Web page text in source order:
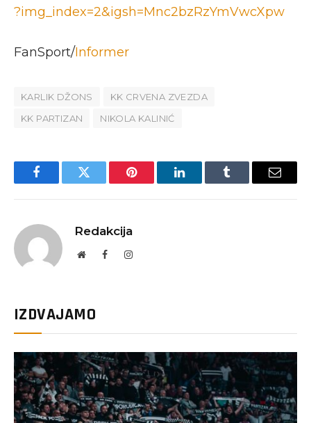
?img_index=2&igsh=Mnc2bzRzYmVwcXpw
FanSport/Informer
KARLIK DŽONS
KK CRVENA ZVEZDA
KK PARTIZAN
NIKOLA KALINIĆ
FacebookTwitter Pinterest LinkedInTumblr Email
Redakcija
WebsiteFacebookInstagram
IZDVAJAMO